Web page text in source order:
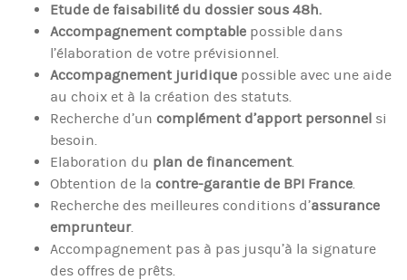
Etude de faisabilité du dossier sous 48h.
Accompagnement comptable possible dans
l’élaboration de votre prévisionnel.
Accompagnement juridique possible avec une aide
au choix et à la création des statuts.
Recherche d’un complément d’apport personnel si
besoin.
Elaboration du plan de financement.
Obtention de la contre-garantie de BPI France.
Recherche des meilleures conditions d’assurance
emprunteur.
Accompagnement pas à pas jusqu’à la signature
des offres de prêts.